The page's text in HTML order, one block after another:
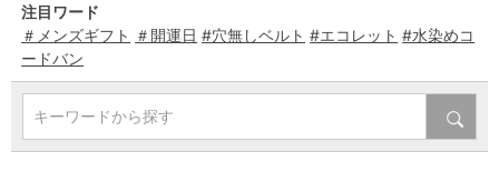
注目ワード
＃メンズギフト ＃開運日 #穴無しベルト #エコレット #水染めコ
ードバン
キーワードから探す